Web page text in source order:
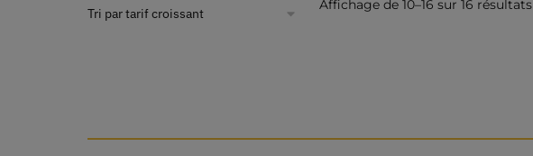
Affichage de 10–16 sur 16 résultats